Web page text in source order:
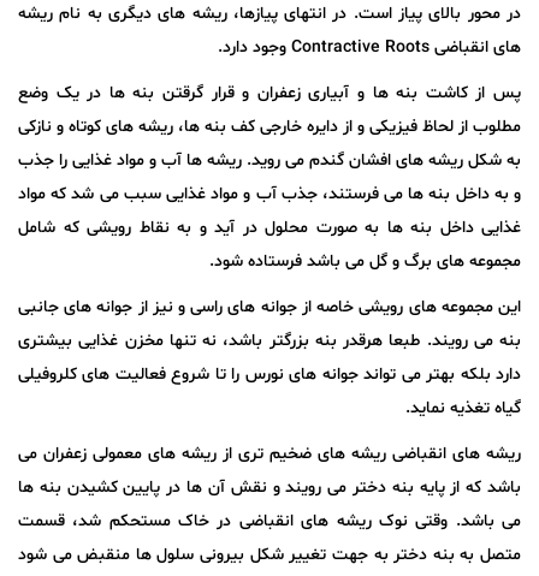
در محور بالای پیاز است. در انتهای پیازها، ریشه های دیگری به نام ریشه
های انقباضی Contractive Roots وجود دارد.
پس از کاشت بنه ها و آبیاری زعفران و قرار گرقتن بنه ها در یک وضع
مطلوب از لحاظ فیزیکی و از دایره خارجی کف بنه ها، ریشه های کوتاه و نازکی
به شکل ریشه های افشان گندم می روید. ریشه ها آب و مواد غذایی را جذب
و به داخل بنه ها می فرستند، جذب آب و مواد غذایی سبب می شد که مواد
غذایی داخل بنه ها به صورت محلول در آید و به نقاط رویشی که شامل
مجموعه های برگ و گل می باشد فرستاده شود.
این مجموعه های رویشی خاصه از جوانه های راسی و نیز از جوانه های جانبی
بنه می رویند. طبعا هرقدر بنه بزرگتر باشد، نه تنها مخزن غذایی بیشتری
دارد بلکه بهتر می تواند جوانه های نورس را تا شروع فعالیت های کلروفیلی
گیاه تغذیه نماید.
ریشه های انقباضی ریشه های ضخیم تری از ریشه های معمولی زعفران می
باشد که از پایه بنه دختر می رویند و نقش آن ها در پایین کشیدن بنه ها
می باشد. وقتی نوک ریشه های انقباضی در خاک مستحکم شد، قسمت
متصل به بنه دختر به جهت تغییر شکل بیرونی سلول ها منقبض می شود